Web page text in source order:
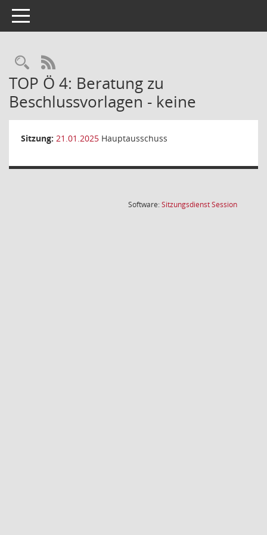
Toggle navigation
Rechercheauswahl
RSS-Feed
TOP Ö 4: Beratung zu
Beschlussvorlagen - keine
Sitzung: 21.01.2025 Hauptausschuss
Software:SitzungsdienstSession(Wird in